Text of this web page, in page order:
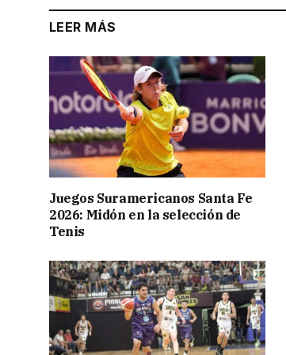
LEER MÁS
Juegos Suramericanos Santa Fe
2026: Midón en la selección de
Tenis